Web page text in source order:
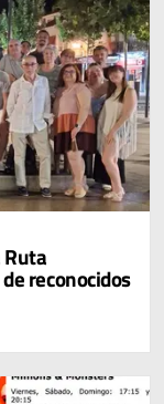
Ruta
reconocidos